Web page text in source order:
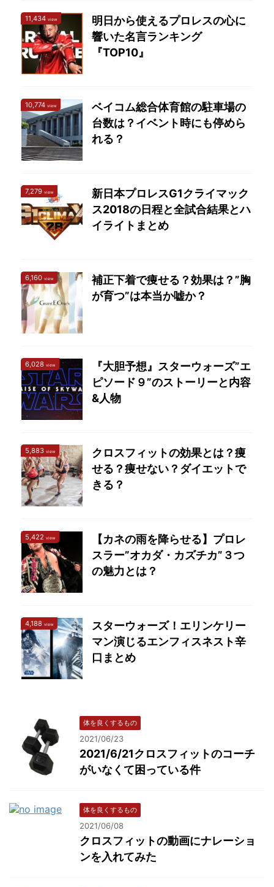
11,434 view
明日から使えるプロレスの心に
響いた名言ランキング
『TOP10』
10,774 view
ベイコム総合体育館の駐車場の
台数は？イベント時にも停めら
れる？
7,279 view
新日本プロレスG1クライマック
ス2018の日程と全試合結果とハ
イライトまとめ
6,160 view
補正下着で痩せる？効果は？”胸
が育つ”は本当か嘘か？
6,028 view
『大胆予想』スターウォーズ”エ
ピソード９”のストーリーと内容
&人物
5,883 view
クロスフィットの効果とは？痩
せる？痩せない？ダイエットで
きる？
5,422 view
【カネの雨を降らせる】プロレ
スラー”オカダ・カズチカ”３つ
の魅力とは？
4,188 view
スターウォーズ！エリンケリー
マン演じるエンフィスネスト辛
口まとめ
体を良くするもの
2021/06/23
2021/6/21クロスフィットのコーチ
がいなくて困っている件
体を良くするもの
2021/06/08
クロスフィットの動画にナレーショ
ンを入れてみた